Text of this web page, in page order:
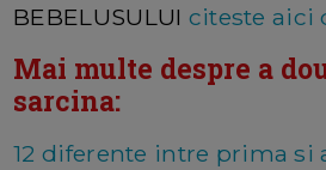
BEBELUSULUI citeste aici
Mai multe despre a
sarcina:
12 diferente intre prima si